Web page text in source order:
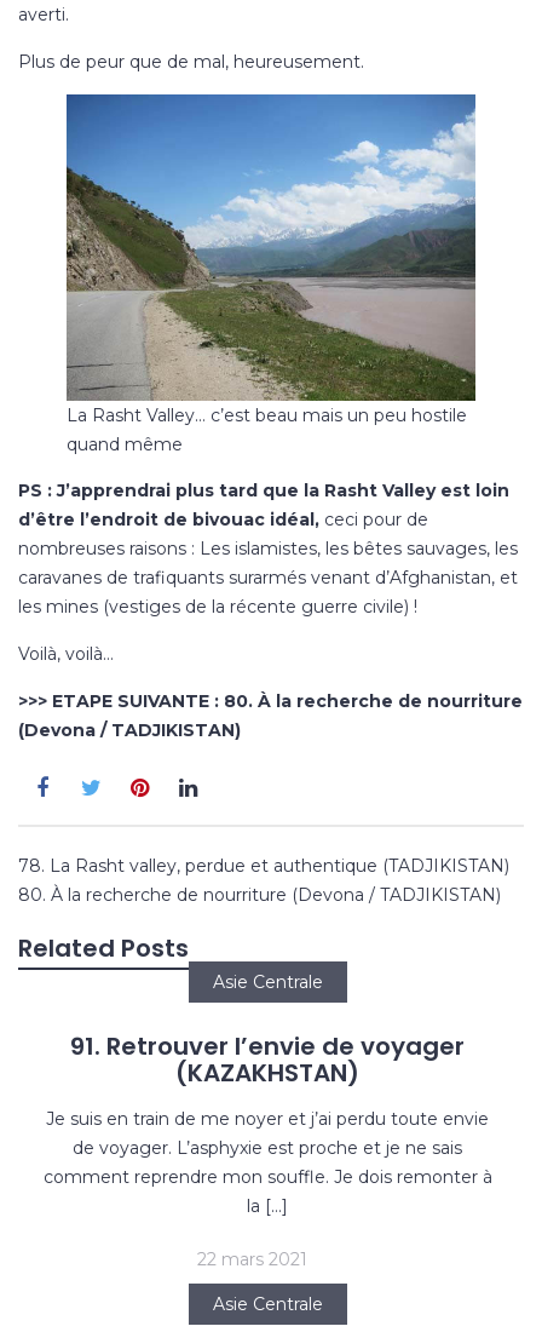
averti.
Plus de peur que de mal, heureusement.
La Rasht Valley… c’est beau mais un peu hostile
quand même
PS : J’apprendrai plus tard que la Rasht Valleyest loin
d’être l’endroit de bivouac idéal, ceci pour de
nombreuses raisons : Les islamistes, les bêtes sauvages, les
caravanes de trafiquants surarmés venant d’Afghanistan, et
les mines (vestiges de la récente guerre civile) !
Voilà, voilà…
>>> ETAPE SUIVANTE : 80. À la recherche de nourriture
(Devona / TADJIKISTAN)
Navigation
de
78. La Rasht valley, perdue et authentique (TADJIKISTAN)
80. À la recherche de nourriture (Devona / TADJIKISTAN)
Related Posts
Asie Centrale
91. Retrouver l’envie de voyager
(KAZAKHSTAN)
Je suis en train de me noyer et j’ai perdu toute envie
de voyager. L’asphyxie est proche et je ne sais
comment reprendre mon souffle. Je dois remonter à
la […]
22 mars 2021
Asie Centrale